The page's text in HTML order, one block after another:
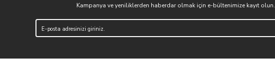
Kampanya ve yeniliklerden haberdar olmak için e-bültenimize kayıt olun.